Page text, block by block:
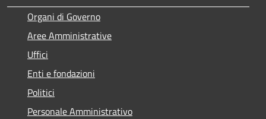
Organi di Governo
Aree Amministrative
Uffici
Enti e fondazioni
Politici
Personale Amministrativo